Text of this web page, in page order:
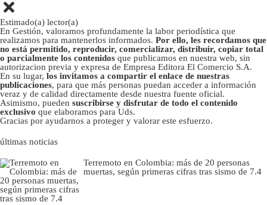
Estimado(a) lector(a)
En Gestión, valoramos profundamente la labor periodística que
realizamos para mantenerlos informados. Por ello, les recordamos que
no está permitido, reproducir, comercializar, distribuir, copiar total
o parcialmente los contenidos que publicamos en nuestra web, sin
autorizacion previa y expresa de Empresa Editora El Comercio S.A.
En su lugar, los invitamos a compartir el enlace de nuestras
publicaciones, para que más personas puedan acceder a información
veraz y de calidad directamente desde nuestra fuente oficial.
Asimismo, pueden suscribirse y disfrutar de todo el contenido
exclusivo que elaboramos para Uds.
Gracias por ayudarnos a proteger y valorar este esfuerzo.
últimas noticias
Terremoto en Colombia: más de 20 personas
muertas, según primeras cifras tras sismo de 7.4